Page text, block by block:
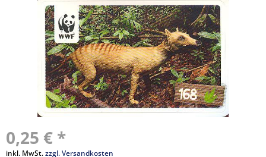
0,25 € *
inkl. MwSt.zzgl. Versandkosten